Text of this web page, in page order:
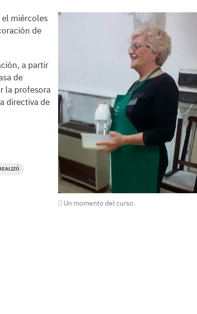
Un momento del curso.
el miércoles
de
a partir
de
la profesora
directiva de